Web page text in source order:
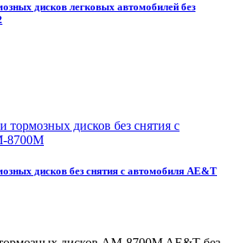
дисков легковых автомобилей без
дисков без снятия с автомобиля AE&T